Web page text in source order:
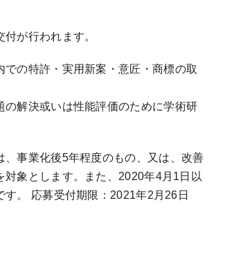
が行われます。
の特許・実用新案・意匠・商標の取
解決或いは性能評価のために学術研
事業化後5年程度のもの、又は、改善
象とします。また、2020年4月1日以
。 応募受付期限：2021年2月26日